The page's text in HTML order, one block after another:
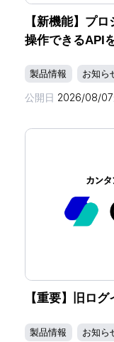
【新機能】プ
操作できるAPI
製品情報 お知ら
公開日 2026/08/07
【重要】旧ロ
製品情報 お知ら